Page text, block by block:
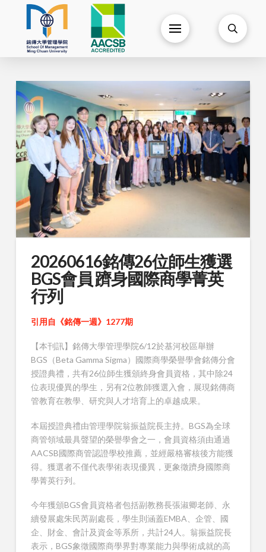
20260616銘傳26位師生獲選
BGS會員 躋身國際商學菁英
行列
引用自《銘傳一週》1277期
【本刊訊】銘傳大學管理學院6/12於基河校區舉辦
BGS（Beta Gamma Sigma）國際商學榮譽學會銘傳分會
授證典禮，共有26位師生獲頒終身會員資格，其中除24
位表現優異的學生，另有2位教師獲選入會，展現銘傳商
管教育在教學、研究與人才培育上的卓越成果。
本屆授證典禮由管理學院翁振益院長主持。BGS為全球
商管領域最具聲望的榮譽學會之一，會員資格須由通過
AACSB國際商管認證學校推薦，並經嚴格審核後方能獲
得。獲選者不僅代表學術表現優異，更象徵躋身國際商
學菁英行列。
今年獲頒BGS會員資格者包括副教務長張淑卿老師、永
續發展處朱民芮副處長，學生則涵蓋EMBA、企管、國
企、財金、會計及資金等系所，共計24人。翁振益院長
表示，BGS象徵國際商學界對專業能力與學術成就的高